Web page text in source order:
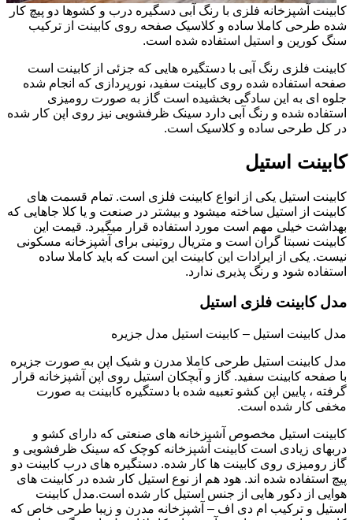
کابینت آشپزخانه فلزی با رنگ آبی دسگیره درب و کشوها دو پیچ کار
شده طرحی کاملا ساده و کلاسیک صفحه روی کابینت از ترکیب
سنگ کورین و استیل استفاده شده است.
کابینت فلزی رنگ آبی با دستگیره هایی که جزئی از کابینت است
صفحه استفاده شده روی کابینت سفید، نورپردازی که انجام شده
جلوه ای به این سادگی بخشیده است گاز به صورت رومیزی
استفاده شده و رنگ آبی دارد سینک ظرفشویی نیز روی اپن کار شده
در کل طرحی ساده و کلاسیک است.
کابینت استیل
کابینت استیل یکی از انواع کابینت فلزی است. تمام قسمت های
کابینت از استیل ساخته میشود و بیشتر در صنعت و یا کلا جاهایی که
بهداشت خیلی مهم است مورد استفاده قرار میگیرد. قیمت این
کابینت نسبتا گران است و متریال روتینی برای آشپزخانه مسکونی
نیست. یکی از ایرادات این کابینت این است که باید کاملا ساده
استفاده شود و رنگ پذیری ندارد.
مدل کابینت فلزی استیل
مدل کابینت استیل – کابینت استیل مدل جزیره
مدل کابینت استیل طرحی کاملا مدرن و شیک اپن به صورت جزیره
با صفحه کابینت سفید. گاز و آبچکان استیل روی اپن آشپزخانه قرار
گرفته ، پایین اپن کشو تعبیه شده با دستگیره کابینت به صورت
مخفی کار شده است.
کابینت استیل مخصوص آشپزخانه های صنعتی که دارای کشو و
دربهای زیادی است کابینت آشپزخانه کوچک که سینک ظرفشویی و
گاز رومیزی روی کابینت ها کار شده. دستگیره های درب کابینت دو
پیچ استفاده شده اند. هود هم از نوع استیل کار شده در کابینت های
هوایی از دکور هایی از جنس استیل کار شده است.مدل کابینت
استیل و ترکیب ام دی اف – آشپزخانه مدرن و زیبا طرحی خاص که